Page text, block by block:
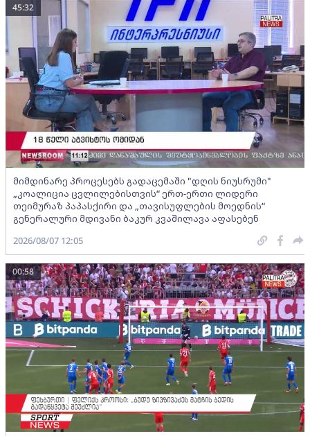
მიმდინარე პროცესებს გადაცემაში "დღის ნიუსრუმი"
„კოალიცია ცვლილებისთვის“ ერთ-ერთი ლიდერი
თეიმურაზ პაპასქირი და „თავისუფლების მოედნის“
გენერალური მდივანი ბაკურ კვაშილავა აფასებენ
45:32
2026/08/07 12:05
00:58